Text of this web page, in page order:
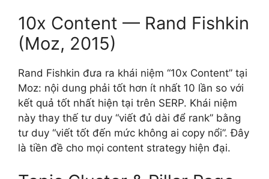
10x Content — Rand Fishkin
(Moz, 2015)
Rand Fishkin đưa ra khái niệm “10x Content” tại
Moz: nội dung phải tốt hơn ít nhất 10 lần so với
kết quả tốt nhất hiện tại trên SERP. Khái niệm
này thay thế tư duy “viết đủ dài để rank” bằng
tư duy “viết tốt đến mức không ai copy nổi”. Đây
là tiền đề cho mọi content strategy hiện đại.